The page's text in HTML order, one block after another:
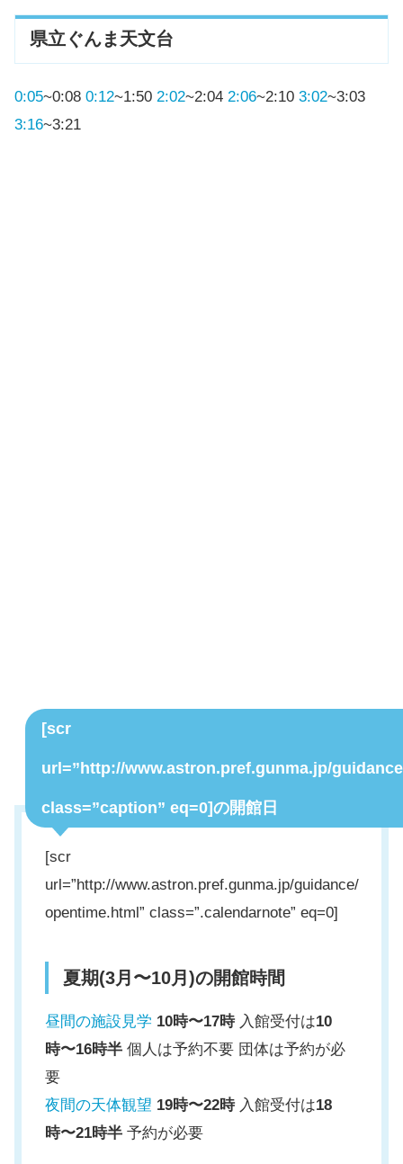
県立ぐんま天文台
0:05~0:08 0:12~1:50 2:02~2:04 2:06~2:10 3:02~3:03
3:16~3:21
[scr
url=”http://www.astron.pref.gunma.jp/
class=”caption” eq=0]の開館日
[scr
url=”http://www.astron.pref.gunma.jp/guidance/
opentime.html” class=”.calendarnote” eq=0]
夏期(3月〜10月)の開館時間
昼間の施設見学 10時〜17時入館受付は10
時〜16時半個人は予約不要 団体は予約が必
要
夜間の天体観望 19時〜22時入館受付は18
時〜21時半予約が必要